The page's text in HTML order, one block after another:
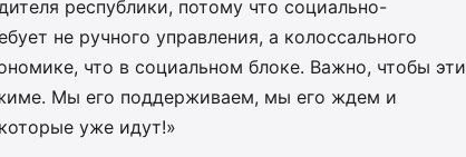
республики, потому что социально-
не ручного управления, а колоссального
что в социальном блоке. Важно, чтобы эти
Мы его поддерживаем, мы его ждем и
уже идут!»